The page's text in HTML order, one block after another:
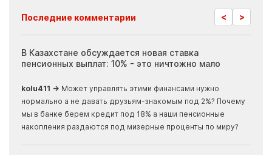
Последние комментарии < >
В Казахстане обсуждается новая ставка
пенсионных выплат: 10% - это ничтожно мало
kolu411 → Может управлять этими финансами нужно
нормально а не давать друзьям-знакомым под 2%? Почему
мы в банке берем кредит под 18% а наши пенсионные
накопления раздаются под мизерные проценты по миру?